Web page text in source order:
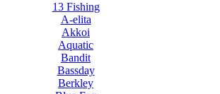
13 Fishing
A-elita
Akkoi
Aquatic
Bandit
Bassday
Berkley